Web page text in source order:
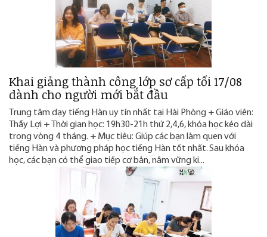
Khai giảng thành công lớp sơ cấp tối 17/08
dành cho người mới bắt đầu
Trung tâm dạy tiếng Hàn uy tín nhất tại Hải Phòng + Giáo viên:
Thầy Lợi + Thời gian học: 19h30-21h thứ 2,4,6, khóa học kéo dài
trong vòng 4 tháng. + Mục tiêu: Giúp các bạn làm quen với
tiếng Hàn và phương pháp học tiếng Hàn tốt nhất. Sau khóa
học, các bạn có thể giao tiếp cơ bản, nắm vững ki...